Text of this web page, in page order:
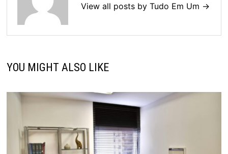
View all posts by Tudo Em Um →
YOU MIGHT ALSO LIKE